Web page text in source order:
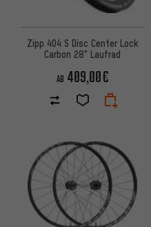
Zipp 404 S Disc Center Lock
Carbon 28" Laufrad
AB 409,00€